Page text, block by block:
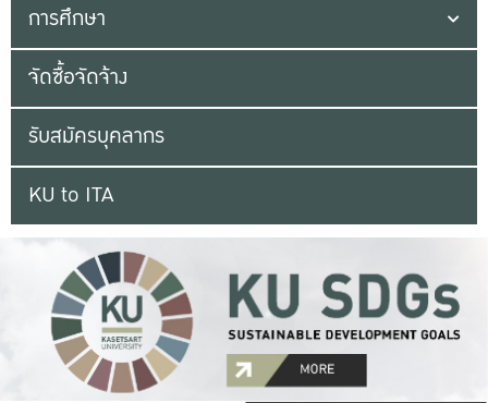
การศึกษา
จัดซื้อจัดจ้าง
รับสมัครบุคลากร
KU to ITA